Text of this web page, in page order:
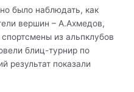
было наблюдать, как
вершин – А.Ахмедов,
из альпклубов
блиц-турнир по
результат показали